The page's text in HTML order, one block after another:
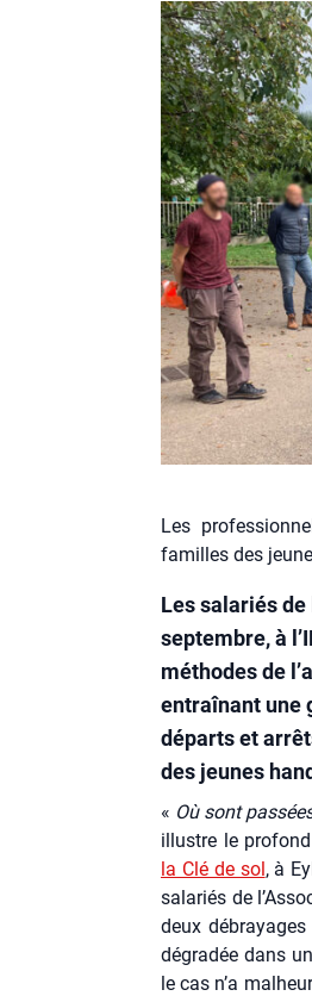
Les
familles des
Les salariés de
septembre, à
méthodes de
entraînant une
départs et
des jeunes
« Où sont
illustre le
la Clé de sol, à
sala­riés de
deux
dégra­dée dans
le cas n’a